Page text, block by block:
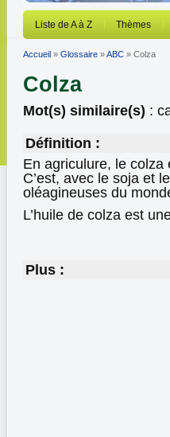
Liste de A à Z Thèmes
Accueil » Glossaire »ABC » Colza
Colza
Mot(s) similaire(s) :
Définition :
En agriculure, le colza
C’est, avec le soja et
oléagineuses du
L’huile de colza est
Plus :